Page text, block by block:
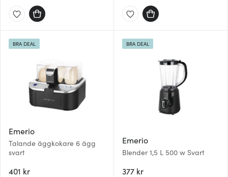
Emerio
Talande äggkokare 6 ägg
svart
401 kr
BRA DEAL
Emerio
Blender 1,5 L 500 w Svart
377 kr
BRA DEAL